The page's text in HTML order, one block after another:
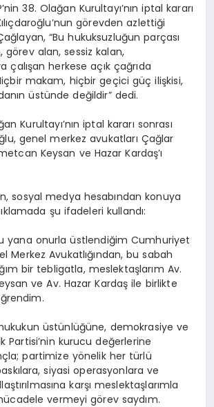
38. Olağan Kurultayı’nın iptal kararı
görevden azlettiği
“Bu hukuksuzluğun parçası
alan, sessiz kalan,
çalışan herkese açık çağrıda
makam, hiçbir geçici güç ilişkisi,
üstünde değildir” dedi.
Kurultayı’nın iptal kararı sonrası
genel merkez avukatları Çağlar
Keysan ve Hazar Kardaş’ı
sosyal medya hesabından konuya
şu ifadeleri kullandı:
yana onurla üstlendiğim Cumhuriyet
Merkez Avukatlığından, bu sabah
bir tebligatla, meslektaşlarım Av.
ve Av. Hazar Kardaş ile birlikte
üstünlüğüne, demokrasiye ve
Partisi’nin kurucu değerlerine
partimize yönelik her türlü
siyasi operasyonlara ve
karşı meslektaşlarımla
vermeyi görev saydım.